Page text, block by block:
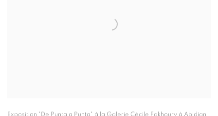
Exposition "De Punta a Punta" à la Galerie Cécile Fakhoury à Abidjan